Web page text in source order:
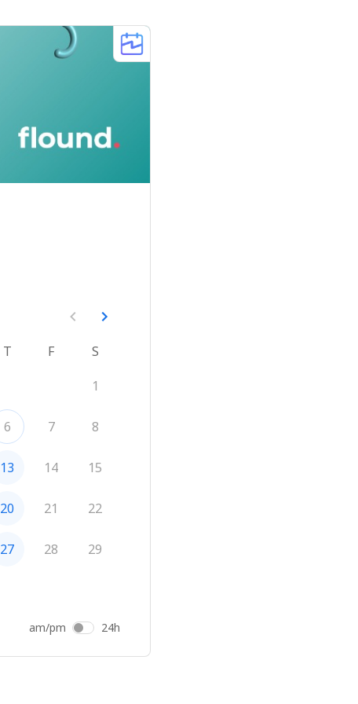
T F
S
1
6 7 8
13 14 15
20 21 22
27 28 29
am/pm 24h